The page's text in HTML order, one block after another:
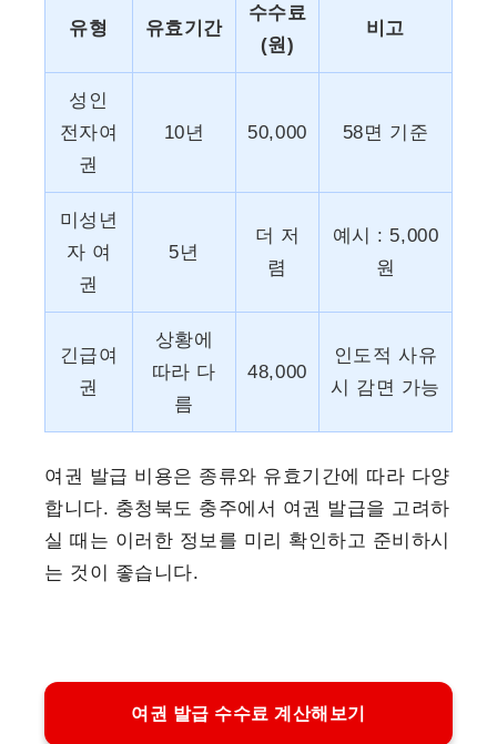
유형 유효기간
수수료
(원)
비고
성인
전자여
권
10년 50,000 58면 기준
미성년
자 여
권
5년
더 저
렴
예시 : 5,000
원
긴급여
권
상황에
따라 다
름
48,000
인도적 사유
시 감면 가능
여권 발급 비용은 종류와 유효기간에 따라 다양
합니다. 충청북도 충주에서 여권 발급을 고려하
실 때는 이러한 정보를 미리 확인하고 준비하시
는 것이 좋습니다.
여권 발급 수수료 계산해보기